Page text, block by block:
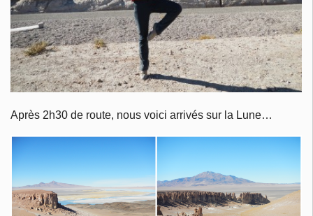
Après 2h30 de route, nous voici arrivés sur la Lune…